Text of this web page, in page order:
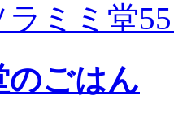
ミミ堂
のごはん